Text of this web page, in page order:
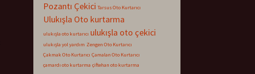
Pozantı Çekici Tarsus Oto Kurtarıcı
Ulukışla Oto kurtarma
ulukışla oto kurtarıcı ulukışla oto çekici
ulukışla yol yardım Zengen Oto Kurtarıcı
Çakmak Oto Kurtarıcı Çamalan Oto Kurtarıcı
çamardı oto kurtarma çiftehan oto kurtarma